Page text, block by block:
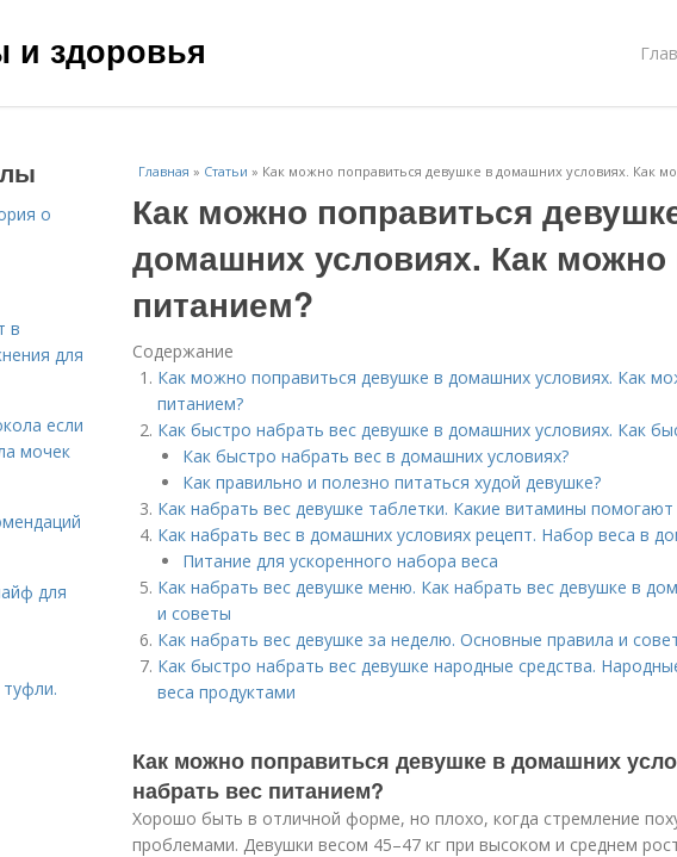
и здоровья
Главная » Статьи » Как можно поправиться девушке в домашних условиях. Как
Как можно поправиться
домашних условиях. Как можно
питанием?
Содержание
Как можно поправиться девушке в домашних условиях. Как
питанием?
Как быстро набрать вес девушке в домашних условиях. Как
Как быстро набрать вес в домашних условиях?
Как правильно и полезно питаться худой девушке?
Как набрать вес девушке таблетки. Какие витамины
Как набрать вес в домашних условиях рецепт. Набор веса в
Питание для ускоренного набора веса
Как набрать вес девушке меню. Как набрать вес девушке в
и советы
Как набрать вес девушке за неделю. Основные правила и
Как быстро набрать вес девушке народные средства.
веса продуктами
Как можно поправиться девушке в домашних
набрать вес питанием?
Хорошо быть в отличной форме, но плохо, когда стремление
проблемами. Девушки весом 45–47 кг при высоком и среднем
о
в
для
если
мочек
для